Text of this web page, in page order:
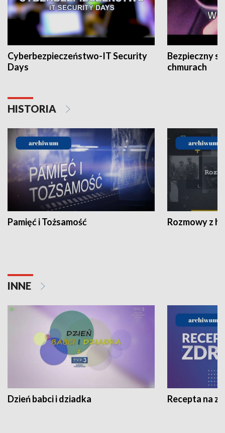
Cyberbezpieczeństwo-IT Security
Days
Bezpieczny
chmurach
HISTORIA
Pamięć i Tożsamość Rozmowy z
INNE
Dzień babci i dziadka Recepta na